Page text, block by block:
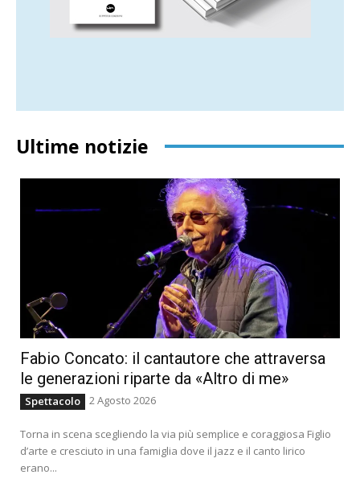
Ultime notizie
Fabio Concato: il cantautore che attraversa
le generazioni riparte da «Altro di me»
Spettacolo 2 Agosto 2026
Torna in scena scegliendo la via più semplice e coraggiosa Figlio
d’arte e cresciuto in una famiglia dove il jazz e il canto lirico
erano...